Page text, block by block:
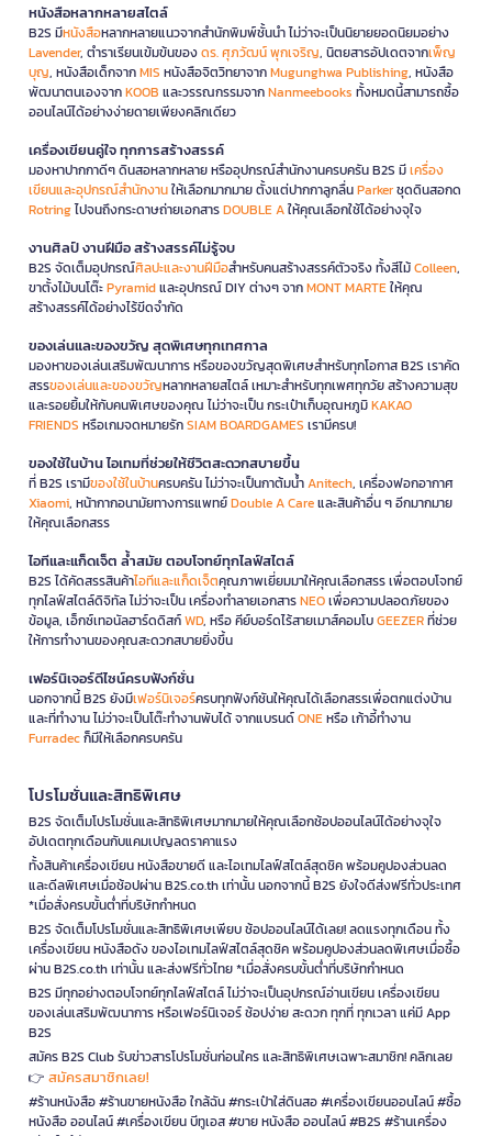
หนังสือหลากหลายสไตล์
B2S มีหนังสือหลากหลายแนวจากสำนักพิมพ์ชั้นนำ ไม่ว่าจะเป็นนิยายยอดนิยมอย่าง
Lavender, ตำราเรียนเข้มข้นของดร. ศุภวัฒน์ พุกเจริญ, นิตยสารอัปเดตจากเพ็ญ
บุญ, หนังสือเด็กจากMIS หนังสือจิตวิทยาจากMugunghwa Publishing, หนังสือ
พัฒนาตนเองจากKOOB และวรรณกรรมจากNanmeebooks ทั้งหมดนี้สามารถซื้อ
ออนไลน์ได้อย่างง่ายดายเพียงคลิกเดียว
เครื่องเขียนคู่ใจ ทุกการสร้างสรรค์
มองหาปากกาดีๆ ดินสอหลากหลาย หรืออุปกรณ์สำนักงานครบครัน B2S มีเครื่อง
เขียนและอุปกรณ์สำนักงานให้เลือกมากมาย ตั้งแต่ปากกาลูกลื่นParkerชุดดินสอกด
Rotringไปจนถึงกระดาษถ่ายเอกสารDOUBLE Aให้คุณเลือกใช้ได้อย่างจุใจ
งานศิลป์ งานฝีมือ สร้างสรรค์ไม่รู้จบ
B2S จัดเต็มอุปกรณ์ศิลปะและงานฝีมือสำหรับคนสร้างสรรค์ตัวจริง ทั้งสีไม้Colleen,
ขาตั้งไม้บนโต๊ะPyramidและอุปกรณ์ DIY ต่างๆ จากMONT MARTEให้คุณ
สร้างสรรค์ได้อย่างไร้ขีดจำกัด
ของเล่นและของขวัญ สุดพิเศษทุกเทศกาล
มองหาของเล่นเสริมพัฒนาการ หรือของขวัญสุดพิเศษสำหรับทุกโอกาส B2S เราคัด
สรรของเล่นและของขวัญหลากหลายสไตล์ เหมาะสำหรับทุกเพศทุกวัย สร้างความสุข
และรอยยิ้มให้กับคนพิเศษของคุณ ไม่ว่าจะเป็น กระเป๋าเก็บอุณหภูมิKAKAO
FRIENDS หรือเกมจดหมายรักSIAM BOARDGAMES เรามีครบ!
ของใช้ในบ้าน ไอเทมที่ช่วยให้ชีวิตสะดวกสบายขึ้น
ที่ B2S เรามีของใช้ในบ้านครบครัน ไม่ว่าจะเป็นกาต้มน้ำAnitech, เครื่องฟอกอากาศ
Xiaomi, หน้ากากอนามัยทางการแพทย์Double A Careและสินค้าอื่น ๆ อีกมากมาย
ให้คุณเลือกสรร
ไอทีและแก็ดเจ็ต ล้ำสมัย ตอบโจทย์ทุกไลฟ์สไตล์
B2S ได้คัดสรรสินค้าไอทีและแก็ดเจ็ตคุณภาพเยี่ยมมาให้คุณเลือกสรร เพื่อตอบโจทย์
ทุกไลฟ์สไตล์ดิจิทัล ไม่ว่าจะเป็น เครื่องทำลายเอกสารNEOเพื่อความปลอดภัยของ
ข้อมูล, เอ็กซ์เทอนัลฮาร์ดดิสก์WD, หรือ คีย์บอร์ดไร้สายเมาส์คอมโบGEEZERที่ช่วย
ให้การทำงานของคุณสะดวกสบายยิ่งขึ้น
เฟอร์นิเจอร์ดีไซน์ครบฟังก์ชั่น
นอกจากนี้ B2S ยังมีเฟอร์นิเจอร์ครบทุกฟังก์ชันให้คุณได้เลือกสรรเพื่อตกแต่งบ้าน
และที่ทำงาน ไม่ว่าจะเป็นโต๊ะทำงานพับได้ จากแบรนด์ONEหรือ เก้าอี้ทำงาน
Furradecก็มีให้เลือกครบครัน
โปรโมชั่นและสิทธิพิเศษ
B2S จัดเต็มโปรโมชั่นและสิทธิพิเศษมากมายให้คุณเลือกช้อปออนไลน์ได้อย่างจุใจ
อัปเดตทุกเดือนกับแคมเปญลดราคาแรง
ทั้งสินค้าเครื่องเขียน หนังสือขายดี และไอเทมไลฟ์สไตล์สุดชิค พร้อมคูปองส่วนลด
และดีลพิเศษเมื่อช้อปผ่าน B2S.co.th เท่านั้น นอกจากนี้ B2S ยังใจดีส่งฟรีทั่วประเทศ
*เมื่อสั่งครบขั้นต่ำที่บริษัทกำหนด
B2S จัดเต็มโปรโมชั่นและสิทธิพิเศษเพียบ ช้อปออนไลน์ได้เลย! ลดแรงทุกเดือน ทั้ง
เครื่องเขียน หนังสือดัง ของไอเทมไลฟ์สไตล์สุดชิค พร้อมคูปองส่วนลดพิเศษเมื่อซื้อ
ผ่าน B2S.co.th เท่านั้น และส่งฟรีทั่วไทย *เมื่อสั่งครบขั้นต่ำที่บริษัทกำหนด
B2S มีทุกอย่างตอบโจทย์ทุกไลฟ์สไตล์ ไม่ว่าจะเป็นอุปกรณ์อ่านเขียน เครื่องเขียน
ของเล่นเสริมพัฒนาการ หรือเฟอร์นิเจอร์ ช้อปง่าย สะดวก ทุกที่ ทุกเวลา แค่มี App
B2S
สมัคร B2S Club รับข่าวสารโปรโมชั่นก่อนใคร และสิทธิพิเศษเฉพาะสมาชิก! คลิกเลย
👉 สมัครสมาชิกเลย!
#ร้านหนังสือ #ร้านขายหนังสือ ใกล้ฉัน #กระเป๋าใส่ดินสอ #เครื่องเขียนออนไลน์ #ซื้อ
หนังสือ ออนไลน์ #เครื่องเขียน บีทูเอส #ขาย หนังสือ ออนไลน์ #B2S #ร้านเครื่อง